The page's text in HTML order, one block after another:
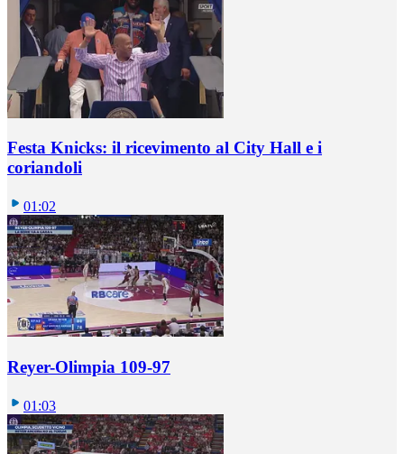
Festa Knicks: il ricevimento al City Hall e i
coriandoli
01:02
Reyer-Olimpia 109-97
01:03